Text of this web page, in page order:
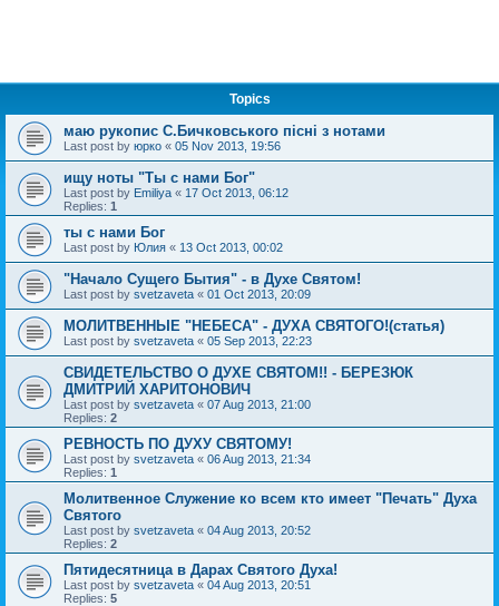
Topics
маю рукопис С.Бичковського пісні з нотами
Last post by юрко « 05 Nov 2013, 19:56
ищу ноты "Ты с нами Бог"
Last post by Emiliya « 17 Oct 2013, 06:12
Replies: 1
ты с нами Бог
Last post by Юлия « 13 Oct 2013, 00:02
"Начало Сущего Бытия" - в Духе Святом!
Last post by svetzaveta « 01 Oct 2013, 20:09
МОЛИТВЕННЫЕ "НЕБЕСА" - ДУХА СВЯТОГО!(статья)
Last post by svetzaveta « 05 Sep 2013, 22:23
СВИДЕТЕЛЬСТВО О ДУХЕ СВЯТОМ!! - БЕРЕЗЮК
ДМИТРИЙ ХАРИТОНОВИЧ
Last post by svetzaveta « 07 Aug 2013, 21:00
Replies: 2
РЕВНОСТЬ ПО ДУХУ СВЯТОМУ!
Last post by svetzaveta « 06 Aug 2013, 21:34
Replies: 1
Молитвенное Служение ко всем кто имеет "Печать" Духа
Святого
Last post by svetzaveta « 04 Aug 2013, 20:52
Replies: 2
Пятидесятница в Дарах Святого Духа!
Last post by svetzaveta « 04 Aug 2013, 20:51
Replies: 5